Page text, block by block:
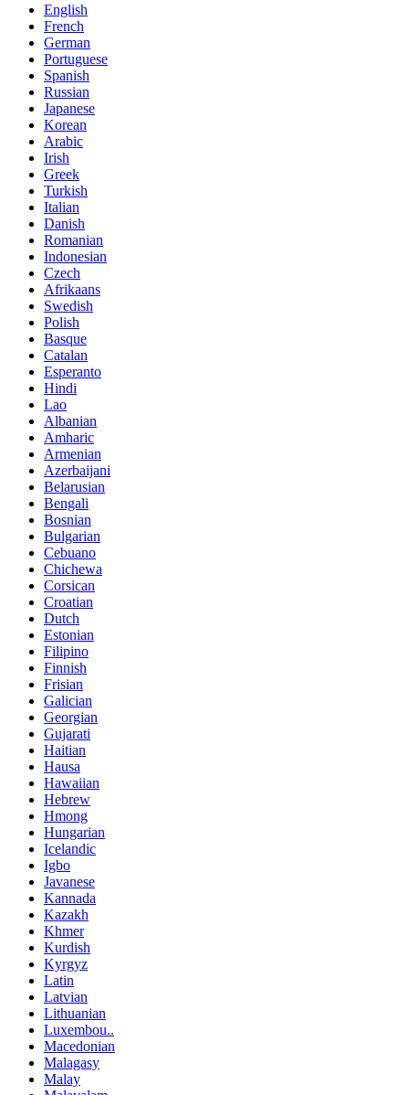
English
French
German
Portuguese
Spanish
Russian
Japanese
Korean
Arabic
Irish
Greek
Turkish
Italian
Danish
Romanian
Indonesian
Czech
Afrikaans
Swedish
Polish
Basque
Catalan
Esperanto
Hindi
Lao
Albanian
Amharic
Armenian
Azerbaijani
Belarusian
Bengali
Bosnian
Bulgarian
Cebuano
Chichewa
Corsican
Croatian
Dutch
Estonian
Filipino
Finnish
Frisian
Galician
Georgian
Gujarati
Haitian
Hausa
Hawaiian
Hebrew
Hmong
Hungarian
Icelandic
Igbo
Javanese
Kannada
Kazakh
Khmer
Kurdish
Kyrgyz
Latin
Latvian
Lithuanian
Luxembou..
Macedonian
Malagasy
Malay